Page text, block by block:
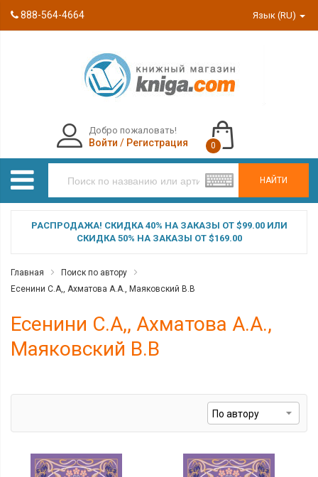
888-564-4664 Язык (RU)
НАЙТИ
Добро пожаловать!
Войти / Регистрация 0
РАСПРОДАЖА! СКИДКА 40% НА ЗАКАЗЫ ОТ $99.00 ИЛИ
СКИДКА 50% НА ЗАКАЗЫ ОТ $169.00
Главная
Поиск по автору
Есенини С.А,, Ахматова А.А., Маяковский В.В
Есенини С.А,, Ахматова А.А.,
Маяковский В.В